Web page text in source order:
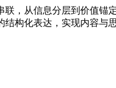
联，从信息分层到价值锚
结构化表达，实现内容与